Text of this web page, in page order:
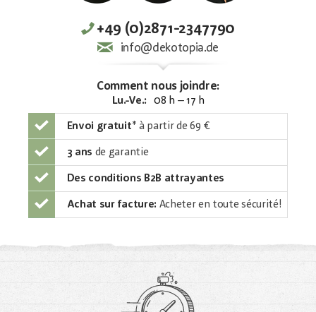
+49 (0)2871-2347790
info@dekotopia.de
Comment nous joindre:
Lu.-Ve.: 08 h – 17 h
Envoi gratuit* à partir de 69 €
3 ans de garantie
Des conditions B2B attrayantes
Achat sur facture: Acheter en toute sécurité!